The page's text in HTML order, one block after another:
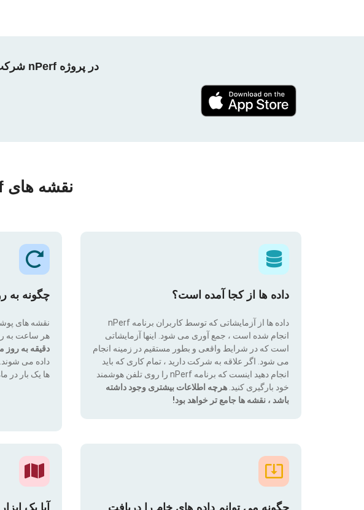
در پروژه nPerf شرکت کنید ، هم اکنون برنامه ما را بارگیری کنید!
نقشه های nPerf چگونه کار می کنند؟
داده ها از کجا آمده است؟
داده ها از آزمایشاتی که توسط کاربران برنامه nPerf
انجام شده است ، جمع آوری می شود. اینها آزمایشاتی
است که در شرایط واقعی و بطور مستقیم در زمینه انجام
می شود. اگر علاقه به شرکت دارید ، تمام کاری که باید
انجام دهید اینست که برنامه nPerf را روی تلفن هوشمند
خود بارگیری کنید. هرچه اطلاعات بیشتری وجود داشته
باشد ، نقشه ها جامع تر خواهد بود!
چگونه به
نقشه های
هر ساعت به
دقیقه به روز
داده می
ها یک بار در
چگونه می توانم داده های خام را دریافت
آیا یک